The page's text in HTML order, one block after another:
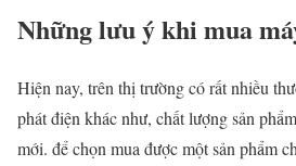
Những lưu ý khi mua
Hiện nay, trên thị trường có rất nhiều
phát điện khác như, chất lượng sản
mới. để chọn mua được một sản phẩm